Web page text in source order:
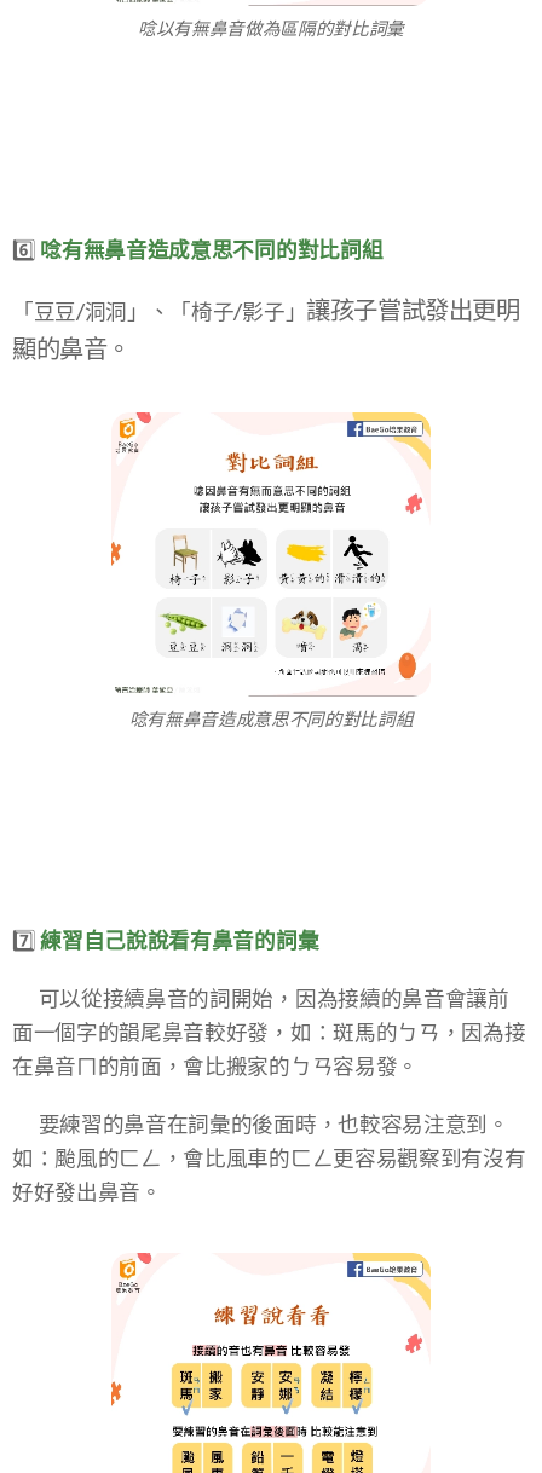
唸以有無鼻音做為區隔的對比詞彙​
6️⃣ 唸有無鼻音造成意思不同的對比詞組​
「豆豆/洞洞」、「椅子/影子」​讓孩子嘗試發出更明
顯的鼻音。​
唸有無鼻音造成意思不同的對比詞組
7️⃣練習自己說說看有鼻音的詞彙​
✔️可以從接續鼻音的詞開始，因為接續的鼻音會讓前
面一個字的韻尾鼻音較好發，如：斑馬的ㄅㄢ，因為接
在鼻音ㄇ的前面，會比搬家的ㄅㄢ容易發。​
✔️要練習的鼻音在詞彙的後面時，也較容易注意到。
如：颱風的ㄈㄥ，會比風車的ㄈㄥ更容易觀察到有沒有
好好發出鼻音。​